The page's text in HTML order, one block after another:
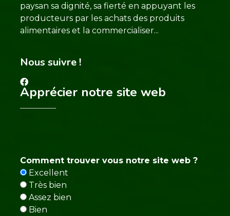
paysan sa dignité, sa fierté en appuyant les
producteurs par les achats des produits
alimentaires et la commercialiser...
Nous suivre !
Apprécier notre site web
Comment trouver vous notre site web ?
Excellent
Très bien
Assez bien
Bien